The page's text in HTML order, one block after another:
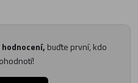
buďte první, kdo